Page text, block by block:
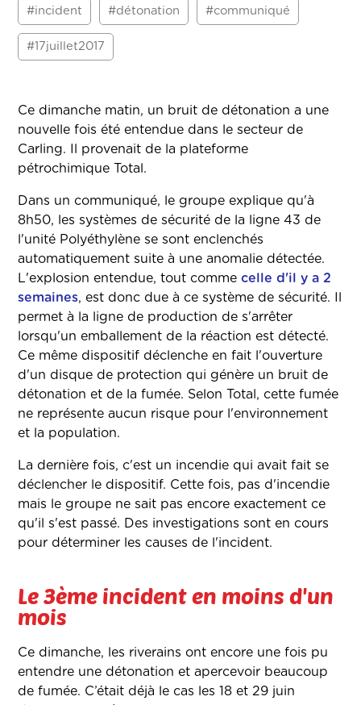
#incident #détonation #communiqué
#17juillet2017
Ce dimanche matin, un bruit de détonation a une
nouvelle fois été entendue dans le secteur de
Carling. Il provenait de la plateforme
pétrochimique Total.
Dans un communiqué, le groupe explique qu'à
8h50, les systèmes de sécurité de la ligne 43 de
l'unité Polyéthylène se sont enclenchés
automatiquement suite à une anomalie détectée.
L'explosion entendue, tout commecelle d'il y a 2
semaines, est donc due à ce système de sécurité. Il
permet à la ligne de production de s'arrêter
lorsqu'un emballement de la réaction est détecté.
Ce même dispositif déclenche en fait l'ouverture
d'un disque de protection qui génère un bruit de
détonation et de la fumée. Selon Total, cette fumée
ne représente aucun risque pour l'environnement
et la population.
La dernière fois, c'est un incendie qui avait fait se
déclencher le dispositif. Cette fois, pas d'incendie
mais le groupe ne sait pas encore exactement ce
qu'il s'est passé. Des investigations sont en cours
pour déterminer les causes de l'incident.
Le 3ème incident en moins d'un
mois
Ce dimanche, les riverains ont encore une fois pu
entendre une détonation et apercevoir beaucoup
de fumée. C’était déjà le cas les 18 et 29 juin